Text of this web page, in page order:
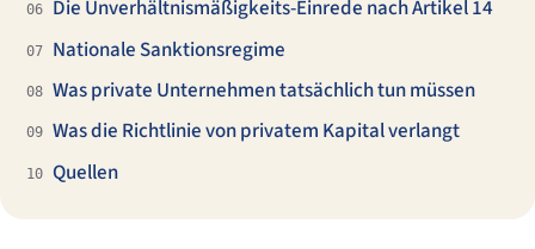
06 Die Unverhältnismäßigkeits-Einrede nach Artikel 14
07 Nationale Sanktionsregime
08 Was private Unternehmen tatsächlich tun müssen
09 Was die Richtlinie von privatem Kapital verlangt
10 Quellen